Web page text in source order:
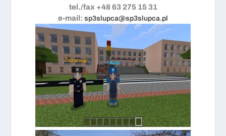
tel./fax +48 63 275 15 31
e-mail: sp3slupca@sp3slupca.pl